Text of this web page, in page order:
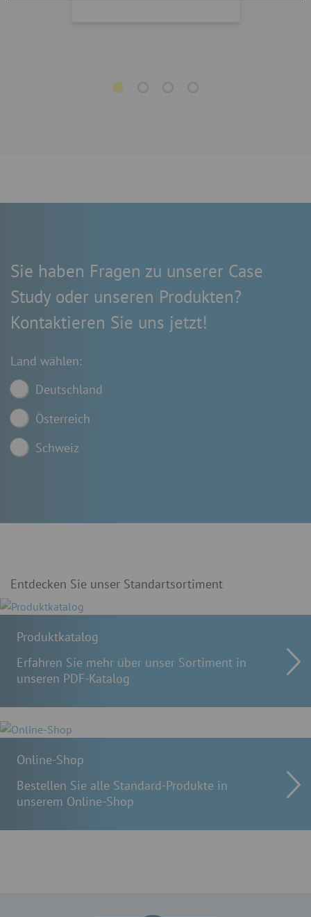
Sie haben Fragen zu unserer Case
Study oder unseren Produkten?
Kontaktieren Sie uns jetzt!
Land wählen:
Deutschland
Österreich
Schweiz
Entdecken Sie unser Standartsortiment
Produktkatalog
Erfahren Sie mehr über unser Sortiment in
unseren PDF-Katalog
Online-Shop
Bestellen Sie alle Standard-Produkte in
unserem Online-Shop